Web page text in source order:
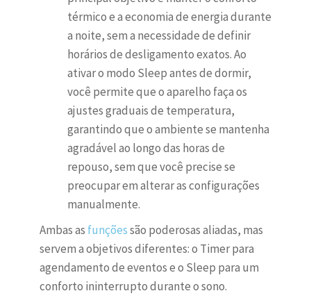
térmico e a economia de energia durante
a noite, sem a necessidade de definir
horários de desligamento exatos. Ao
ativar o modo Sleep antes de dormir,
você permite que o aparelho faça os
ajustes graduais de temperatura,
garantindo que o ambiente se mantenha
agradável ao longo das horas de
repouso, sem que você precise se
preocupar em alterar as configurações
manualmente.
Ambas as funçõessão poderosas aliadas, mas
servem a objetivos diferentes: o Timer para
agendamento de eventos e o Sleep para um
conforto ininterrupto durante o sono.